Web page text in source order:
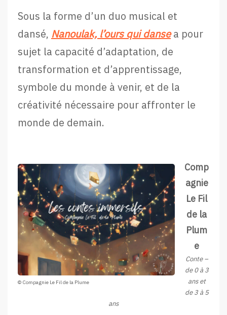
Sous la forme d’un duo musical et
dansé, Nanoulak, l’ours qui danse a pour
sujet la capacité d’adaptation, de
transformation et d’apprentissage,
symbole du monde à venir, et de la
créativité nécessaire pour affronter le
monde de demain.
© Compagnie Le Fil de la Plume
Comp
agnie
Le Fil
de la
Plum
e
Conte –
de 0 à 3
ans et
de 3 à 5
ans